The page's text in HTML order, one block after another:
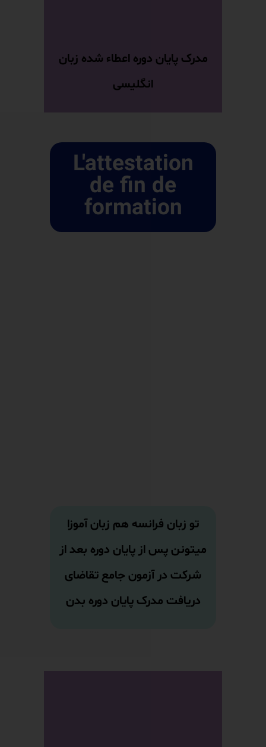
مدرک پایان دوره اعطاء شده زبان
انگلیسی
L'attestation
de fin de
formation
تو زبان فرانسه هم زبان آموزا
میتونن پس از پایان دوره بعد از
شرکت در آزمون جامع تقاضای
دریافت مدرک پایان دوره بدن